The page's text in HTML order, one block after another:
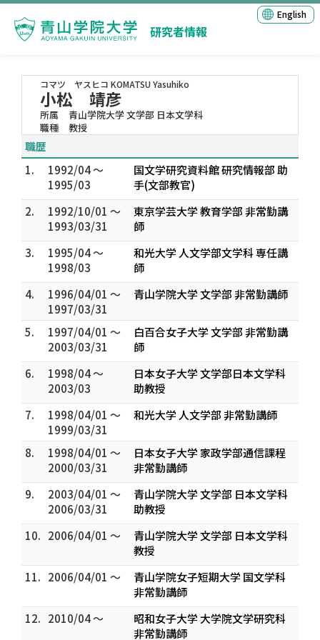
研究者情報
English
コマツ ヤスヒコ KOMATSU Yasuhiko
小松 靖彦
所属
青山学院大学 文学部 日本文学科
職種
教授
職歴
1.
1992/04 ～
1995/03
国文学研究資料館 研究情報部 助
手(文部教官)
2.
1992/10/01 ～
1993/03/31
東京学芸大学 教育学部 非常勤講
師
3.
1995/04 ～
1998/03
和光大学 人文学部文学科 専任講
師
4.
1996/04/01 ～
1997/03/31
青山学院大学 文学部 非常勤講師
5.
1997/04/01 ～
2003/03/31
白百合女子大学 文学部 非常勤講
師
6.
1998/04 ～
2003/03
日本女子大学 文学部日本文学科
助教授
7.
1998/04/01 ～
1999/03/31
和光大学 人文学部 非常勤講師
8.
1998/04/01 ～
2000/03/31
日本女子大学 家政学部通信課程
非常勤講師
9.
2003/04/01 ～
2006/03/31
青山学院大学 文学部 日本文学科
助教授
10. 2006/04/01 ～
青山学院大学 文学部 日本文学科
教授
11. 2006/04/01 ～
青山学院女子短期大学 国文学科
非常勤講師
12. 2010/04 ～
昭和女子大学 大学院文学研究科
非常勤講師